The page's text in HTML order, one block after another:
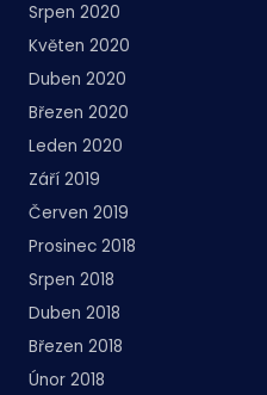
Srpen 2020
Květen 2020
Duben 2020
Březen 2020
Leden 2020
Září 2019
Červen 2019
Prosinec 2018
Srpen 2018
Duben 2018
Březen 2018
Únor 2018